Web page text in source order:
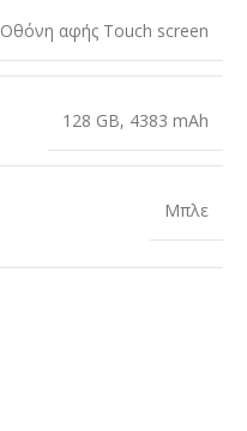
Οθόνη αφής Touch screen
128 GB, 4383 mAh
Μπλε